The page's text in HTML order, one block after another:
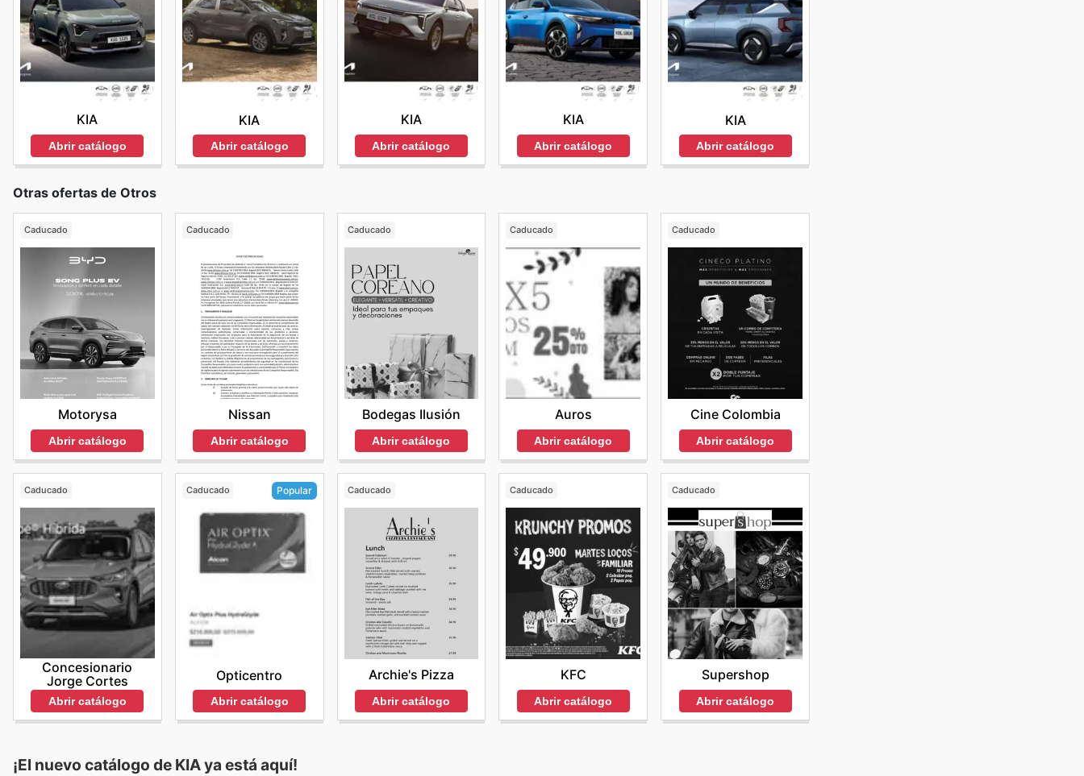
KIA
Abrir catálogo
KIA
Abrir catálogo
KIA
Abrir catálogo
KIA
Abrir catálogo
KIA
Abrir catálogo
Otras ofertas de Otros
Caducado
Motorysa
Abrir catálogo
Caducado
Nissan
Abrir catálogo
Caducado
Bodegas Ilusión
Abrir catálogo
Caducado
Auros
Abrir catálogo
Caducado
Cine Colombia
Abrir catálogo
Caducado
Concesionario
Jorge Cortes
Abrir catálogo
Caducado Popular
Opticentro
Abrir catálogo
Caducado
Archie's Pizza
Abrir catálogo
Caducado
KFC
Abrir catálogo
Caducado
Supershop
Abrir catálogo
¡El nuevo catálogo de KIAya está aquí!